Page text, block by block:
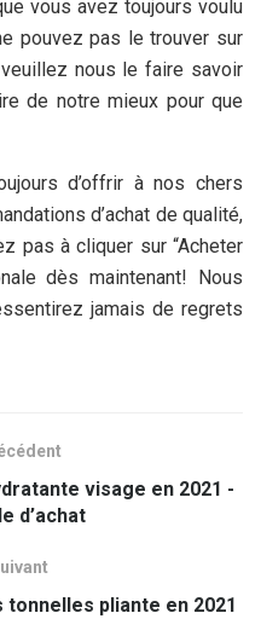
vous avez toujours voulu
pouvez pas le trouver sur
nous le faire savoir
de notre mieux pour que
d’offrir à nos chers
d’achat de qualité,
pas à cliquer sur “Acheter
dès maintenant! Nous
jamais de regrets
visage en 2021 -
d’achat
pliante en 2021